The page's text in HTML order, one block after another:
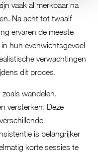
vaak al merkbaar na
Na acht tot twaalf
ervaren de meeste
hun evenwichtsgevoel
verwachtingen
dit proces.
wandelen,
versterken. Deze
is belangrijker
korte sessies te